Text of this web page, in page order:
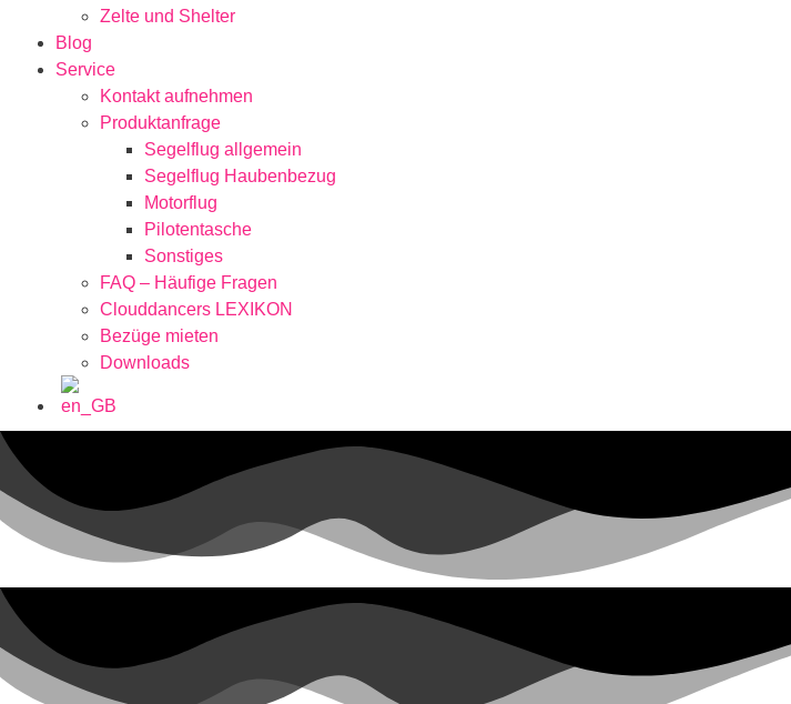
Zelte und Shelter
Blog
Service
Kontakt aufnehmen
Produktanfrage
Segelflug allgemein
Segelflug Haubenbezug
Motorflug
Pilotentasche
Sonstiges
FAQ – Häufige Fragen
Clouddancers LEXIKON
Bezüge mieten
Downloads